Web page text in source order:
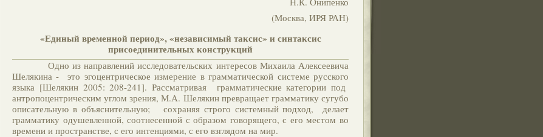
(Москва, ИРЯ РАН)
«Единый временной период», «независимый таксис» и синтаксис
присоединительных конструкций
Одно из направлений исследовательских интересов Михаила Алексеевича
Шелякина - это эгоцентрическое измерение в грамматической системе русского
языка [Шелякин 2005: 208-241]. Рассматривая грамматические категории под
антропоцентрическим углом зрения, М.А. Шелякин превращает грамматику сугубо
описательную в объяснительную; сохраняя строго системный подход, делает
грамматику одушевленной, соотнесенной с образом говорящего, с его местом во
времени и пространстве, с его интенциями, с его взглядом на мир.